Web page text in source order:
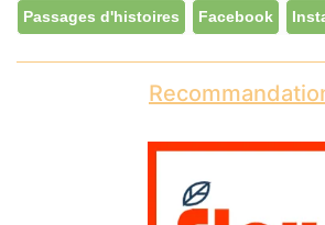
Passages d'histoires Facebook